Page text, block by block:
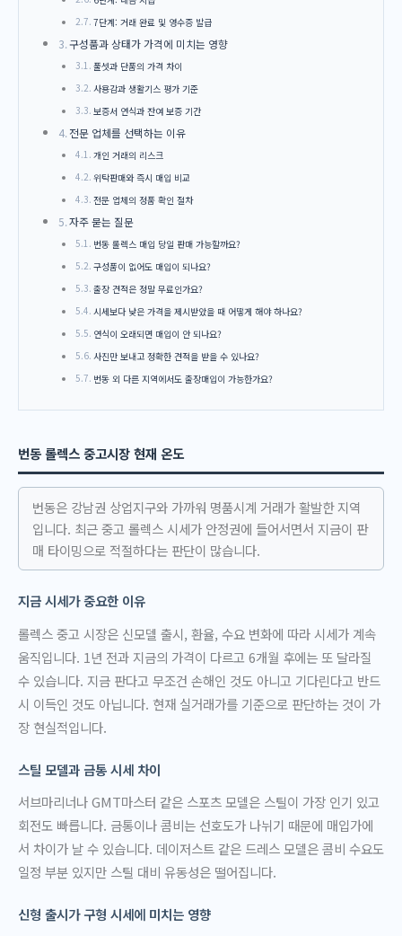
7단계: 거래 완료 및 영수증 발급
구성품과 상태가 가격에 미치는 영향
풀셋과 단품의 가격 차이
사용감과 생활기스 평가 기준
보증서 연식과 잔여 보증 기간
전문 업체를 선택하는 이유
개인 거래의 리스크
위탁판매와 즉시 매입 비교
전문 업체의 정품 확인 절차
자주 묻는 질문
번동 롤렉스 매입 당일 판매 가능할까요?
구성품이 없어도 매입이 되나요?
출장 견적은 정말 무료인가요?
시세보다 낮은 가격을 제시받았을 때 어떻게 해야 하나요?
연식이 오래되면 매입이 안 되나요?
사진만 보내고 정확한 견적을 받을 수 있나요?
번동 외 다른 지역에서도 출장매입이 가능한가요?
번동 롤렉스 중고시장 현재 온도
번동은 강남권 상업지구와 가까워 명품시계 거래가 활발한 지역
입니다. 최근 중고 롤렉스 시세가 안정권에 들어서면서 지금이 판
매 타이밍으로 적절하다는 판단이 많습니다.
지금 시세가 중요한 이유
롤렉스 중고 시장은 신모델 출시, 환율, 수요 변화에 따라 시세가 계속
움직입니다. 1년 전과 지금의 가격이 다르고 6개월 후에는 또 달라질
수 있습니다. 지금 판다고 무조건 손해인 것도 아니고 기다린다고 반드
시 이득인 것도 아닙니다. 현재 실거래가를 기준으로 판단하는 것이 가
장 현실적입니다.
스틸 모델과 금통 시세 차이
서브마리너나 GMT마스터 같은 스포츠 모델은 스틸이 가장 인기 있고
회전도 빠릅니다. 금통이나 콤비는 선호도가 나뉘기 때문에 매입가에
서 차이가 날 수 있습니다. 데이저스트 같은 드레스 모델은 콤비 수요도
일정 부분 있지만 스틸 대비 유동성은 떨어집니다.
신형 출시가 구형 시세에 미치는 영향